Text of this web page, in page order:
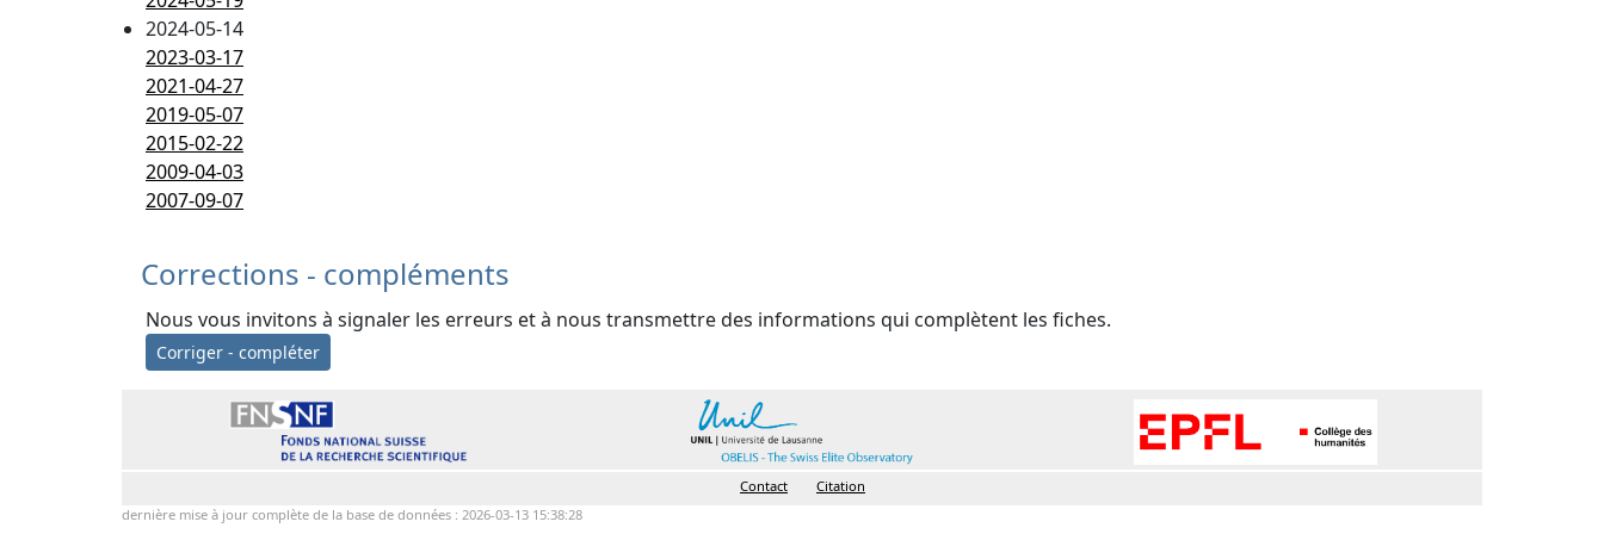
2024-05-14
2023-03-17
2021-04-27
2019-05-07
2015-02-22
2009-04-03
2007-09-07
Corrections - compléments
Nous vous invitons à signaler les erreurs et à nous transmettre des informations qui complètent les fiches.
Corriger - compléter
Contact
Citation
dernière mise à jour complète de la base de données : 2026-03-13 15:38:28